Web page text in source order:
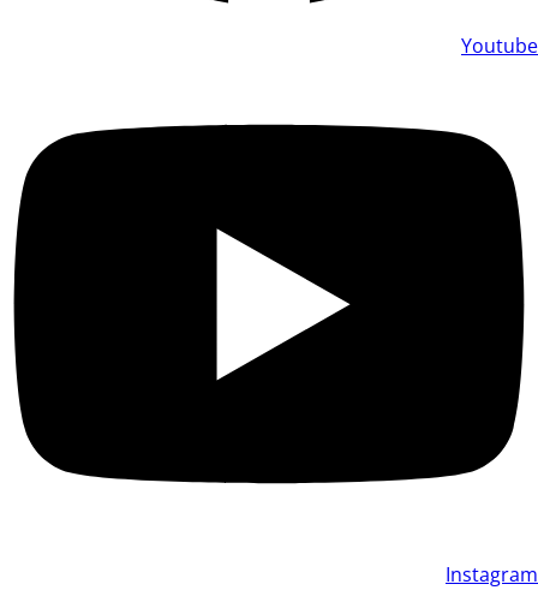
Youtube
Instagram